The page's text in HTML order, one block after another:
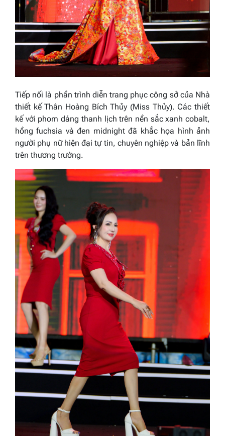
Tiếp nối là phần trình diễn trang phục công sở của Nhà
thiết kế Thân Hoàng Bích Thủy (Miss Thủy). Các thiết
kế với phom dáng thanh lịch trên nền sắc xanh cobalt,
hồng fuchsia và đen midnight đã khắc họa hình ảnh
người phụ nữ hiện đại tự tin, chuyên nghiệp và bản lĩnh
trên thương trường.